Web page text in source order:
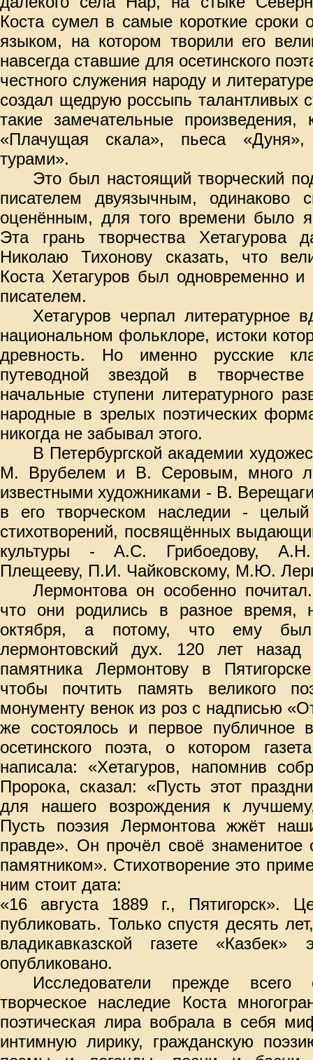
Коста сумел в самые короткие сроки
языком, на котором творили его
навсегда ставшие для осетинского
честного служения народу и
создал щедрую россыпь талантливых
такие замечательные
«Плачущая скала», пьеса
турами».
Это был настоящий творческий
писателем двуязычным, одинаково
оценённым, для того времени было
Эта грань творчества Хетагурова
Николаю Тихонову сказать, что
Коста Хетагуров был одновременно
писателем.
Хетагуров черпал литературное
национальном фольклоре, истоки
древность. Но именно русские
путеводной звездой в
начальные ступени литературного
народные в зрелых поэтических
никогда не забывал этого.
В Петербургской академии
М. Врубелем и В. Серовым, много
известными художниками - В.
в его творческом наследии -
стихотворений, посвящённых
культуры - А.С. Грибоедову,
Плещееву, П.И. Чайковскому, М.Ю.
Лермонтова он особенно
что они родились в разное
октября, а потому, что ему был
лермонтовский дух. 120 лет
памятника Лермонтову в
чтобы почтить память великого
монументу венок из роз с надписью
же состоялось и первое публичное
осетинского поэта, о котором
написала: «Хетагуров, напомнив
Пророка, сказал: «Пусть этот
для нашего возрождения к
Пусть поэзия Лермонтова жжёт
правде». Он прочёл своё знаменитое
памятником». Стихотворение это
ним стоит дата:
«16 августа 1889 г., Пятигорск».
публиковать. Только спустя десять
владикавказской газете
опубликовано.
Исследователи прежде всего
творческое наследие Коста
поэтическая лира вобрала в себя
интимную лирику, гражданскую